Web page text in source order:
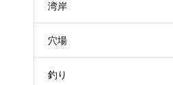
湾岸
穴場
釣り